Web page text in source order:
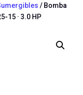
/ Bomba
15 · 3.0 HP